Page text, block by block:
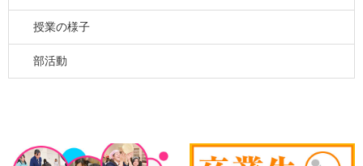
授業の様子
部活動